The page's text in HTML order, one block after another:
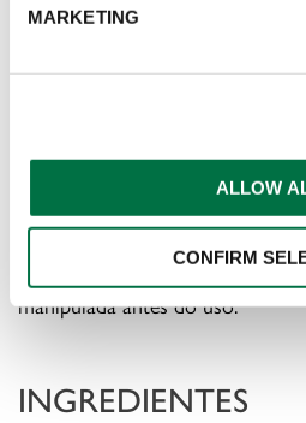
MARKETING
ALLOW
CONFIRM
Maionese com salsa, cebolinha
Possui sabor único e
padronização de aparência e
manipulada antes do uso.
INGREDIENTES